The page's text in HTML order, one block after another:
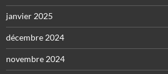
janvier 2025
décembre 2024
novembre 2024